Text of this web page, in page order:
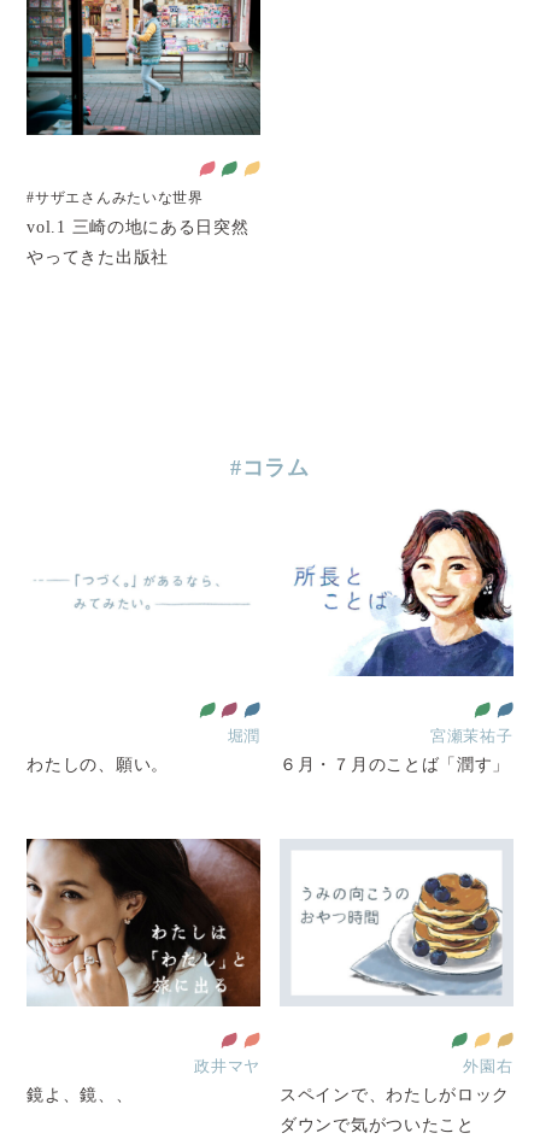
#サザエさんみたいな世界
vol.1 三崎の地にある日突然
やってきた出版社
#コラム
堀潤
わたしの、願い。
宮瀬茉祐子
６月・７月のことば「潤す」
政井マヤ
鏡よ、鏡、、
外園右
スペインで、わたしがロック
ダウンで気がついたこと